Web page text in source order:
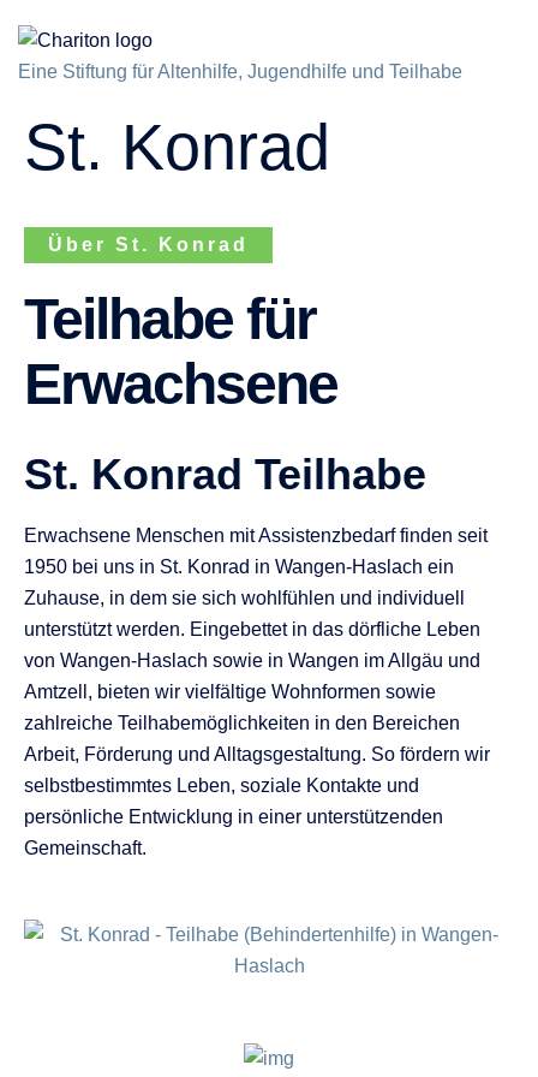
Eine Stiftung für Altenhilfe, Jugendhilfe und Teilhabe
St. Konrad
Über St. Konrad
Teilhabe für
Erwachsene
St. Konrad Teilhabe
Erwachsene Menschen mit Assistenzbedarf finden seit
1950 bei uns in St. Konrad in Wangen-Haslach ein
Zuhause, in dem sie sich wohlfühlen und individuell
unterstützt werden. Eingebettet in das dörfliche Leben
von Wangen-Haslach sowie in Wangen im Allgäu und
Amtzell, bieten wir vielfältige Wohnformen sowie
zahlreiche Teilhabemöglichkeiten in den Bereichen
Arbeit, Förderung und Alltagsgestaltung. So fördern wir
selbstbestimmtes Leben, soziale Kontakte und
persönliche Entwicklung in einer unterstützenden
Gemeinschaft.